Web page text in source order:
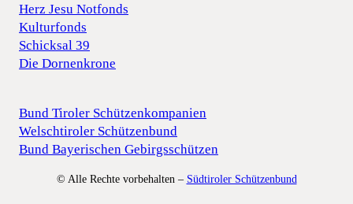
Herz Jesu Notfonds
Kulturfonds
Schicksal 39
Die Dornenkrone
Bund Tiroler Schützenkompanien
Welschtiroler Schützenbund
Bund Bayerischen Gebirgsschützen
© Alle Rechte vorbehalten – Südtiroler Schützenbund